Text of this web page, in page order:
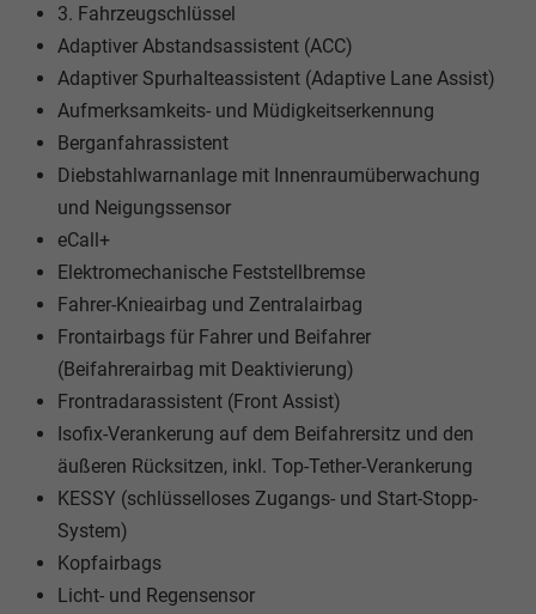
3. Fahrzeugschlüssel
Adaptiver Abstandsassistent (ACC)
Adaptiver Spurhalteassistent (Adaptive Lane Assist)
Aufmerksamkeits- und Müdigkeitserkennung
Berganfahrassistent
Diebstahlwarnanlage mit Innenraumüberwachung
und Neigungssensor
eCall+
Elektromechanische Feststellbremse
Fahrer-Knieairbag und Zentralairbag
Frontairbags für Fahrer und Beifahrer
(Beifahrerairbag mit Deaktivierung)
Frontradarassistent (Front Assist)
Isofix-Verankerung auf dem Beifahrersitz und den
äußeren Rücksitzen, inkl. Top-Tether-Verankerung
KESSY (schlüsselloses Zugangs- und Start-Stopp-
System)
Kopfairbags
Licht- und Regensensor